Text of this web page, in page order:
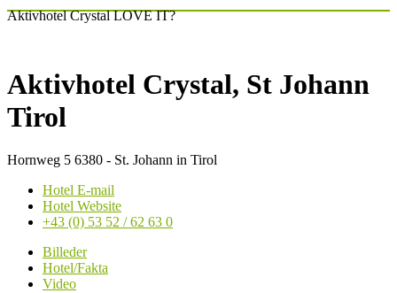
Aktivhotel Crystal LOVE IT?
Aktivhotel Crystal, St Johann
Tirol
Hornweg 5 6380 - St. Johann in Tirol
Hotel E-mail
Hotel Website
+43 (0) 53 52 / 62 63 0
Billeder
Hotel/Fakta
Video